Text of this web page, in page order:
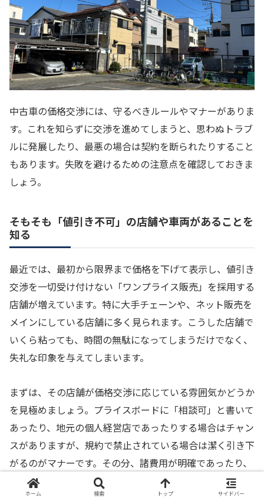
中古車の価格交渉には、守るべきルールやマナーがありま
す。これを知らずに交渉を進めてしまうと、思わぬトラブ
ルに発展したり、最悪の場合は契約を断られたりすること
もあります。失敗を避けるための注意点を確認しておきま
しょう。
そもそも「値引き不可」の店舗や車両があることを
知る
最近では、最初から限界まで価格を下げて表示し、値引き
交渉を一切受け付けない「ワンプライス販売」を採用する
店舗が増えています。特に大手チェーンや、ネット販売を
メインにしている店舗に多く見られます。こうした店舗で
いくら粘っても、時間の無駄になってしまうだけでなく、
失礼な印象を与えてしまいます。
まずは、その店舗が価格交渉に応じている雰囲気かどうか
を見極めましょう。プライスボードに「相談可」と書いて
あったり、地元の個人経営店であったりする場合はチャン
スがありますが、規約で禁止されている場合は潔く引き下
がるのがマナーです。その分、諸費用が明確であったり、
保証が充実していたりといったメリットがあるはずです。
ホーム 検索 トップ サイドバー